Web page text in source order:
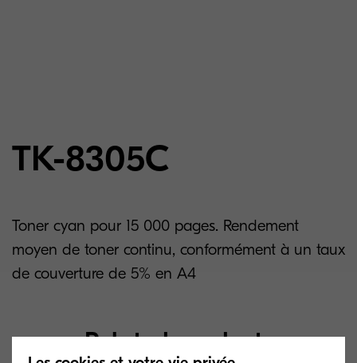
TK-8305C
Toner cyan pour 15 000 pages. Rendement
moyen de toner continu, conformément à un taux
de couverture de 5% en A4
Related products